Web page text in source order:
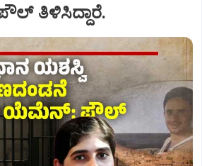
ಪೌಲ್‌ ತಿಳಿಸಿದ್ದಾರೆ.